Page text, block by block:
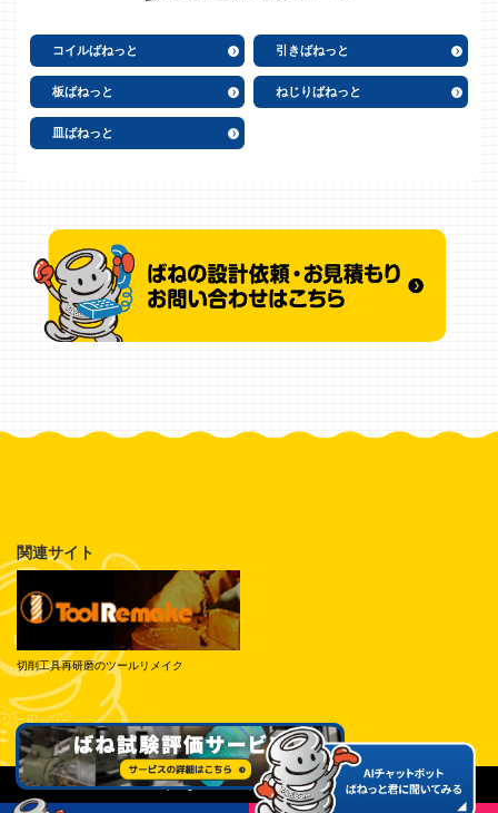
コイルばねっと 引きばねっと
板ばねっと ねじりばねっと
皿ばねっと
関連サイト
切削工具再研磨のツールリメイク
© Tokai Spring Industries, Inc. All Rights Reserved.